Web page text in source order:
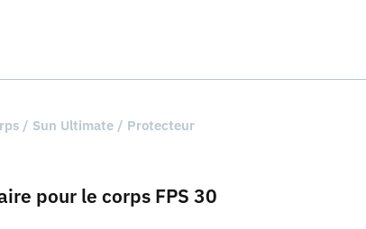
/ Sun Ultimate / Protecteur
pour le corps FPS 30